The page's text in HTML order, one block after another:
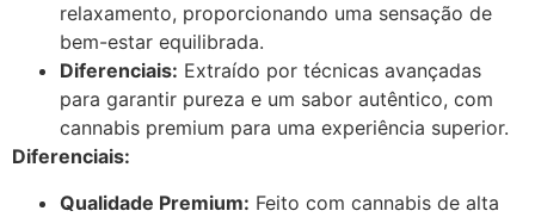
relaxamento, proporcionando uma sensação de
bem-estar equilibrada.
Diferenciais: Extraído por técnicas avançadas
para garantir pureza e um sabor autêntico, com
cannabis premium para uma experiência superior.
Diferenciais:
Qualidade Premium: Feito com cannabis de alta